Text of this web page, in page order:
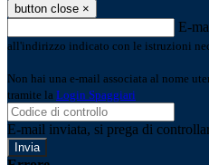
button close ×
E-
all'indirizzo indicato con le istruzioni
Non hai una e-mail associata al nome
tramite la Login Spaggiari
E-mail inviata, si prega di